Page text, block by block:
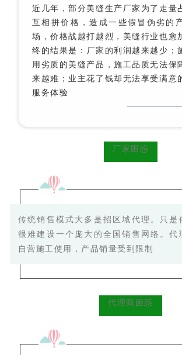
近几年，部分美缝生产厂家为了走量
互相拼价格，造成一些假冒伪劣的
场，价格战越打越烈，美缝行业也愈
终的结果是： 厂家的利润越来越少；
用劣质的美缝产品，施工品质无法保
来越难；业主花了钱却无法享受满意
服务体验
厂家困惑
传统销售模式大多是招区域代理。
只是
很难建设一个庞大的全国销售网络。代
自营施工使用，产品销量受到限制
代理商困惑